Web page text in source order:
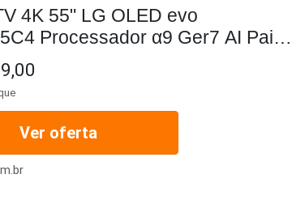
4K 55" LG OLED evo
Processador α9 Ger7 AI Painel
de Brilho Design Ultra
Vision Dolby Atmos
Ver oferta